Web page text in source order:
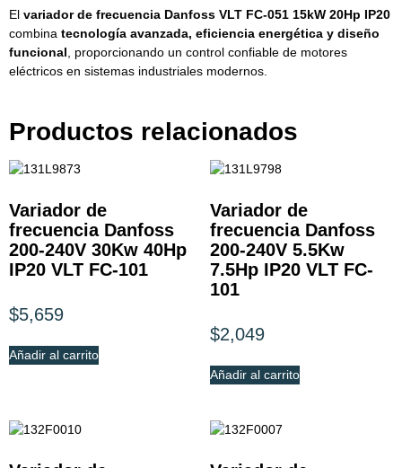
El variador de frecuencia Danfoss VLT FC-051 15kW 20Hp IP20
combina tecnología avanzada, eficiencia energética y diseño
funcional , proporcionando un control confiable de motores
eléctricos en sistemas industriales modernos.
Productos relacionados
Variador de
frecuencia Danfoss
200-240V 30Kw 40Hp
IP20 VLT FC-101
$5,659
Añadir al carrito
Variador de
frecuencia Danfoss
200-240V 5.5Kw
7.5Hp IP20 VLT FC-
101
$2,049
Añadir al carrito